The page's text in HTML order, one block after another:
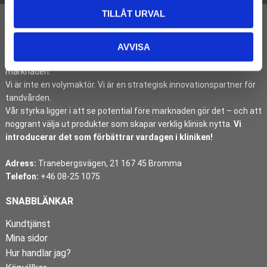
TILLÅT URVAL
AVVISA
I över tre decennier har DentMan identifierat, introducerat och
etablerat banbrytande dentalinnovationer på den svenska
marknaden.
Vi är inte en volymaktör. Vi är en strategisk innovationspartner för
tandvården.
Vår styrka ligger i att se potential före marknaden gör det – och att
noggrant välja ut produkter som skapar verklig klinisk nytta. Vi
introducerar det som förbättrar vardagen i kliniken!
Adress: Tranebergsvägen, 21 167 45 Bromma
Telefon: +46 08-25 1075
SNABBLÄNKAR
Kundtjänst
Mina sidor
Hur handlar jag?